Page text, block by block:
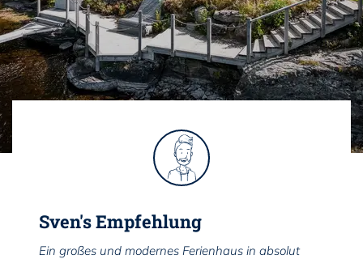
Sven's Empfehlung
Ein großes und modernes Ferienhaus in absolut